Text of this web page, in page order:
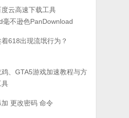
云高速下载工具
毫不逊色PanDownload
618出现流氓行为？
、GTA5游戏加速教程与方
具
更改密码 命令